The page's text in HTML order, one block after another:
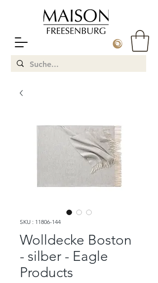
SKU : 11806-144
Wolldecke Boston
- silber - Eagle
Products